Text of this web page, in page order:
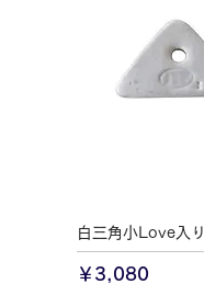
白三角小Love入り
価格
￥3,080